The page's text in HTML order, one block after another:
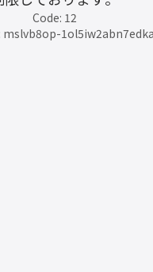
Code: 12
mslvb8op-